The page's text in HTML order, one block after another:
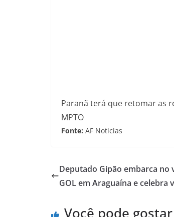
Paranã terá que retomar as
MPTO
Fonte: AF Noticias
Deputado Gipão embarca no
GOL em Araguaína e celebra
Você pode